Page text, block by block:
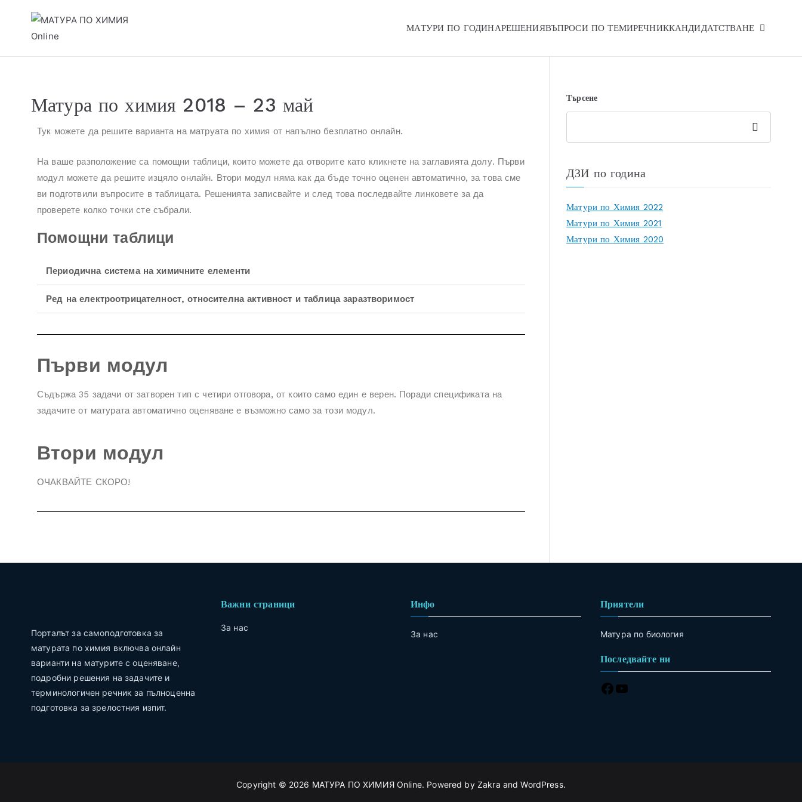
МАТУРИ ПО ГОДИНАРЕШЕНИЯВЪПРОСИ ПО ТЕМИРЕЧНИККАНДИДАТСТВАНЕ
Матура по химия 2018 – 23 май
Тук можете да решите варианта на матруата по химия от напълно безплатно онлайн.
На ваше разположение са помощни таблици, които можете да отворите като кликнете на заглавията долу. Първи
модул можете да решите изцяло онлайн. Втори модул няма как да бъде точно оценен автоматично, за това сме
ви подготвили въпросите в таблицата. Решенията записвайте и след това последвайте линковете за да
проверете колко точки сте събрали.
Помощни таблици
Периодична система на химичните елементи
Ред на електроотрицателност, относителна активност и таблица заразтворимост
Първи модул
Съдържа 35 задачи от затворен тип с четири отговора, от които само един е верен. Поради спецификата на
задачите от матурата автоматично оценяване е възможно само за този модул.
Втори модул
ОЧАКВАЙТЕ СКОРО!
Търсене
Търсе
не
ДЗИ по година
Матури по Химия 2022
Матури по Химия 2021
Матури по Химия 2020
Порталът за самоподготовка за
матурата по химия включва онлайн
варианти на матурите с оценяване,
подробни решения на задачите и
терминологичен речник за пълноценна
подготовка за зрелостния изпит.
Важни страници
За нас
Инфо
За нас
Приятели
Матура по биология
Последвайте ни
Copyright © 2026 МАТУРА ПО ХИМИЯ Online. Powered by Zakra andWordPress.